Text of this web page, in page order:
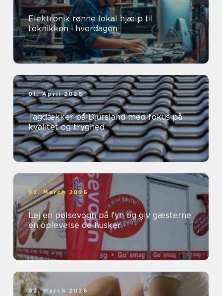
Elektronik rønne lokal hjælp til
teknikken i hverdagen
01. April 2026
Tagdækker på Djursland med fokus på
kvalitet og tryghed
02. March 2026
Lej en pølsevogn på fyn og giv gæsterne
en oplevelse de husker
02. March 2026